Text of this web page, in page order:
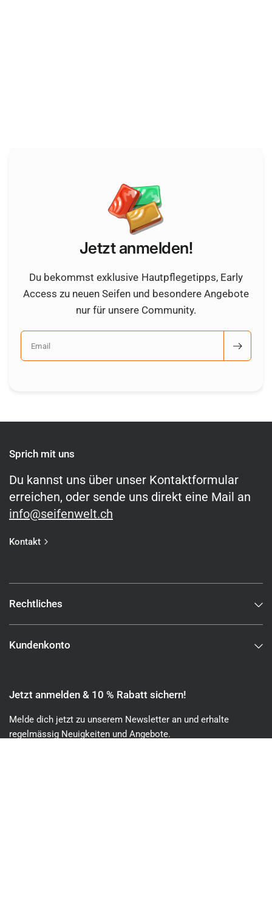
Jetzt anmelden!
Du bekommst exklusive Hautpflegetipps, Early
Access zu neuen Seifen und besondere Angebote
nur für unsere Community.
Email
Sprich mit uns
Du kannst uns über unser Kontaktformular
erreichen, oder sende uns direkt eine Mail an
info@seifenwelt.ch
Kontakt
Rechtliches
Kundenkonto
Jetzt anmelden & 10 % Rabatt sichern!
Melde dich jetzt zu unserem Newsletter an und erhalte
regelmässig Neuigkeiten und Angebote.